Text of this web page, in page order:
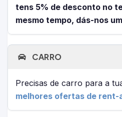
tens 5% de desconto no
mesmo tempo, dás-nos
CARRO
Precisas de carro para a
melhores ofertas de rent-